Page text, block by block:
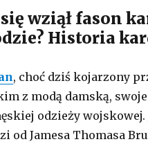
się wziął fason
Historia
, choć dziś kojarzony
z modą damską,
odzieży wojskowej.
od Jamesa Thomasa